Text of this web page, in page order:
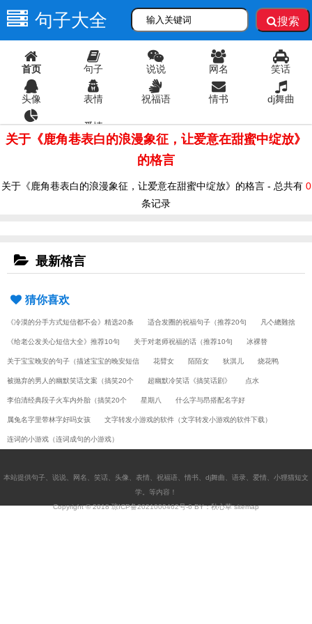
句子大全 搜索
首页 句子 说说 网名 笑话
头像 表情 祝福语 情书 dj舞曲
爱情
关于《鹿角巷表白的浪漫象征，让爱意在甜蜜中绽放》
的格言
关于《鹿角巷表白的浪漫象征，让爱意在甜蜜中绽放》的格言 - 总共有 0
条记录
最新格言
猜你喜欢
《冷漠的分手方式短信都不会》精选20条 适合发圈的祝福句子（推荐20句 凡亽總難捨
《给老公发关心短信大全》推荐10句 关于对老师祝福的话（推荐10句 冰裸替
关于宝宝晚安的句子（描述宝宝的晚安短信 花臂女 陌陌女 狄淇儿 烧花鸭
被抛弃的男人的幽默笑话文案（搞笑20个 超幽默冷笑话《搞笑话剧》 点水
李伯清经典段子火车内外胎（搞笑20个 星期八 什么字与昂搭配名字好
属兔名字里带林字好吗女孩 文字转发小游戏的软件（文字转发小游戏的软件下载）
连词的小游戏（连词成句的小游戏）
本站提供句子 说说 网名 笑话 头像 表情 祝福语 情书 dj舞曲 语录 爱情
小狸猫短文
学 。等内容！
Copyright © 2018琼ICP备2021000462号-6BY：秋心草sitemap